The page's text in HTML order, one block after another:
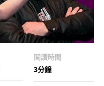
閱讀時間
3分鐘